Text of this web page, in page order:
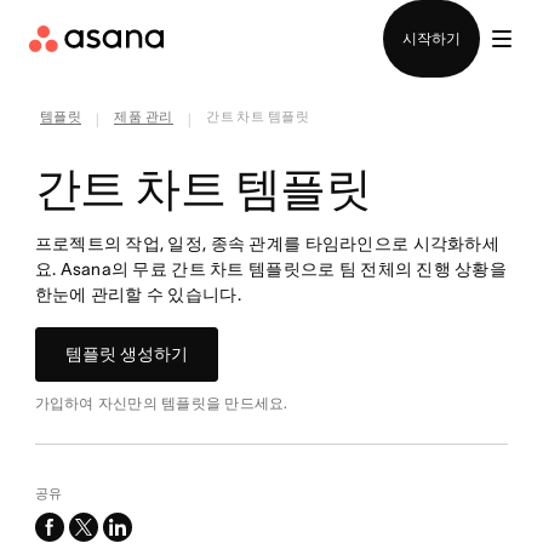
시작하기
템플릿 제품 관리 간트 차트 템플릿
간트 차트 템플릿
프로젝트의 작업, 일정, 종속 관계를 타임라인으로 시각화하세
요. Asana의 무료 간트 차트 템플릿으로 팀 전체의 진행 상황을
한눈에 관리할 수 있습니다.
템플릿 생성하기
가입하여 자신만의 템플릿을 만드세요.
공유
facebook
x-
linkedin